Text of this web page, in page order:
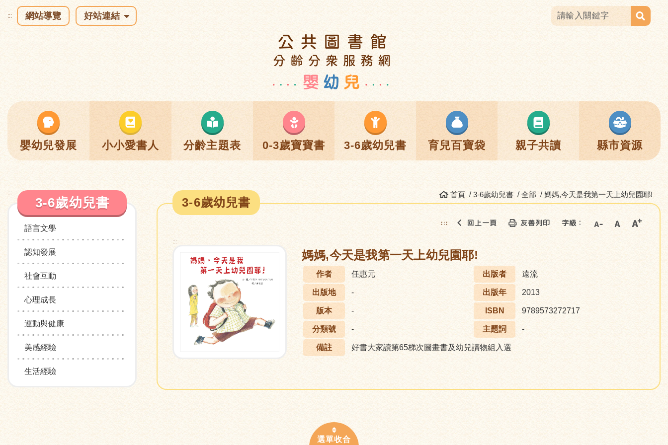
::: 網站導覽 好站連結
嬰幼兒發展 小小愛書人 分齡主題表 0-3歲寶寶書 3-6歲幼兒書 育兒百寶袋 親子共讀 縣市資源
:::
3-6歲幼兒書
語言文學
認知發展
社會互動
心理成長
運動與健康
美感經驗
生活經驗
首頁 3-6歲幼兒書 全部 媽媽,今天是我第一天上幼兒園耶!
3-6歲幼兒書
::: 回上一頁 友善列印 字級：
:::
媽媽,今天是我第一天上幼兒園耶!
作者 任惠元 出版者 遠流
出版地 - 出版年 2013
版本 - ISBN 9789573272717
分類號 - 主題詞 -
備註 好書大家讀第65梯次圖畫書及幼兒讀物組入選